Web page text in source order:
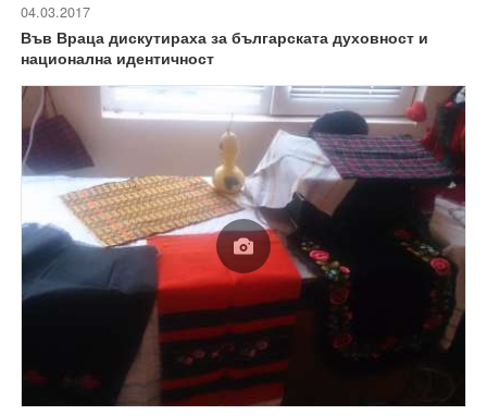
04.03.2017
Във Враца дискутираха за българската духовност и
национална идентичност